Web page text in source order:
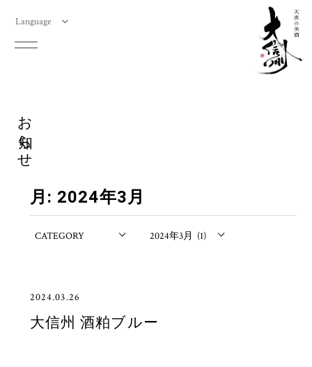
Language
お知らせ
月: 2024年3月
2024.03.26
大信州 酒粕ブルー